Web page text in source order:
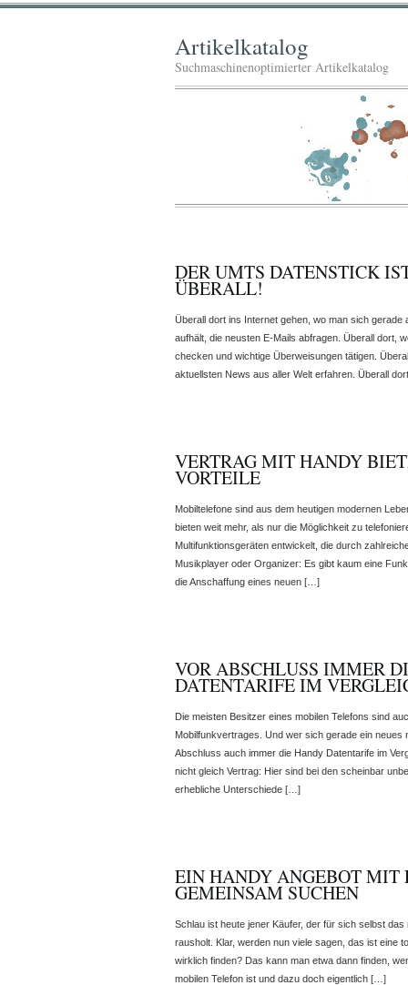
Artikelkatalog
Suchmaschinenoptimierter Artikelkatalog
DER UMTS DATENSTICK
ÜBERALL!
Überall dort ins Internet gehen, wo man sich
aufhält, die neusten E-Mails abfragen. Überall dort,
checken und wichtige Überweisungen tätigen.
aktuellsten News aus aller Welt erfahren. Überall
VERTRAG MIT HANDY
VORTEILE
Mobiltelefone sind aus dem heutigen modernen
bieten weit mehr, als nur die Möglichkeit zu
Multifunktionsgeräten entwickelt, die durch
Musikplayer oder Organizer: Es gibt kaum eine
die Anschaffung eines neuen […]
VOR ABSCHLUSS IMMER
DATENTARIFE IM
Die meisten Besitzer eines mobilen Telefons sind
Mobilfunkvertrages. Und wer sich gerade ein neues
Abschluss auch immer die Handy Datentarife im
nicht gleich Vertrag: Hier sind bei den scheinbar
erhebliche Unterschiede […]
EIN HANDY ANGEBOT MIT
GEMEINSAM SUCHEN
Schlau ist heute jener Käufer, der für sich selbst
rausholt. Klar, werden nun viele sagen, das ist eine
wirklich finden? Das kann man etwa dann finden,
mobilen Telefon ist und dazu doch eigentlich […]